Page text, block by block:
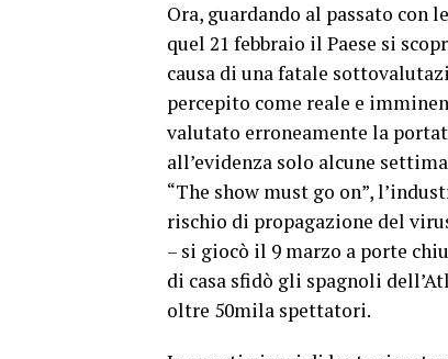
Ora, guardando al passato con
quel 21 febbraio il Paese si
causa di una fatale
percepito come reale e
valutato erroneamente la
all’evidenza solo alcune
“The show must go on”,
rischio di propagazione del
– si giocò il 9 marzo a porte
di casa sfidò gli spagnoli
oltre 50mila spettatori.